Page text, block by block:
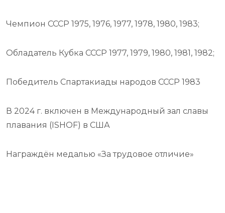
Чемпион СССР 1975, 1976, 1977, 1978, 1980, 1983;
Обладатель Кубка СССР 1977, 1979, 1980, 1981, 1982;
Победитель Спартакиады народов СССР 1983
В 2024 г. включен в Международный зал славы
плавания (ISHOF) в США
Награждён медалью «За трудовое отличие»